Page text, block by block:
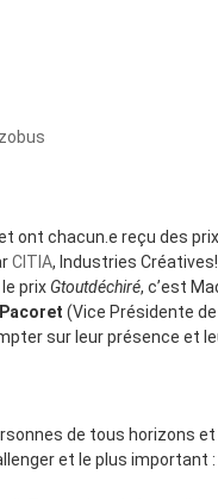
ont chacun.e reçu des
CITIA, Industries
le prixGtoutdéchiré, c’est
(Vice Présidente
sur leur présence et
de tous horizons
et le plus important :